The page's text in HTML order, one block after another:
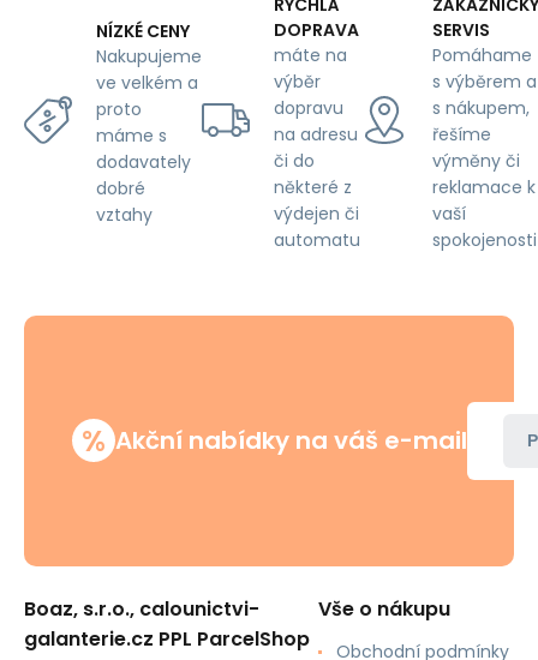
NÍZKÉ CENY
Nakupujeme
ve velkém a
proto
máme s
dodavately
dobré
vztahy
RYCHLÁ
DOPRAVA
máte na
výběr
dopravu
na adresu
či do
některé z
výdejen či
automatu
ZÁKAZNICKÝ
SERVIS
Pomáhame
s výběrem a
s nákupem,
řešíme
výměny či
reklamace k
vaší
spokojenosti
% Akční nabídky na váš e-mail
Boaz, s.r.o., calounictvi-
galanterie.cz PPL ParcelShop
Vše o nákupu
Obchodní podmínky